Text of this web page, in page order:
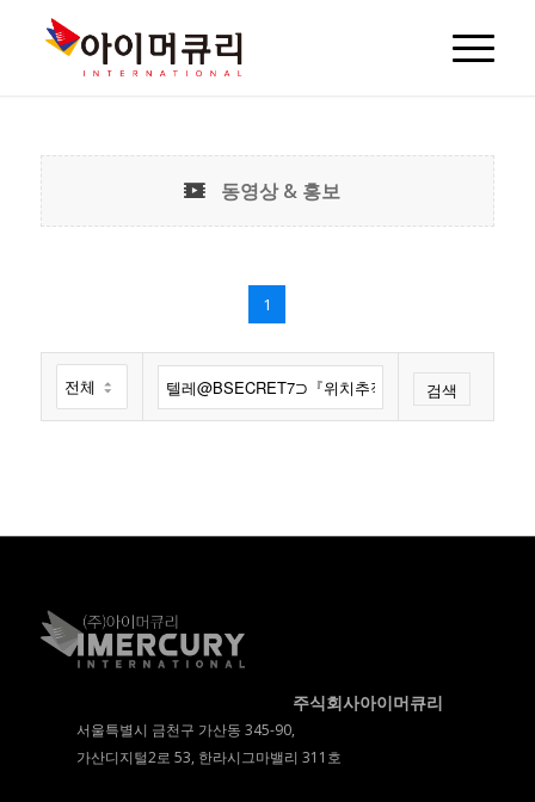
동영상 & 홍보
1
검색
주식회사아이머큐리
서울특별시 금천구 가산동 345-90,
가산디지털2로 53, 한라시그마밸리 311호